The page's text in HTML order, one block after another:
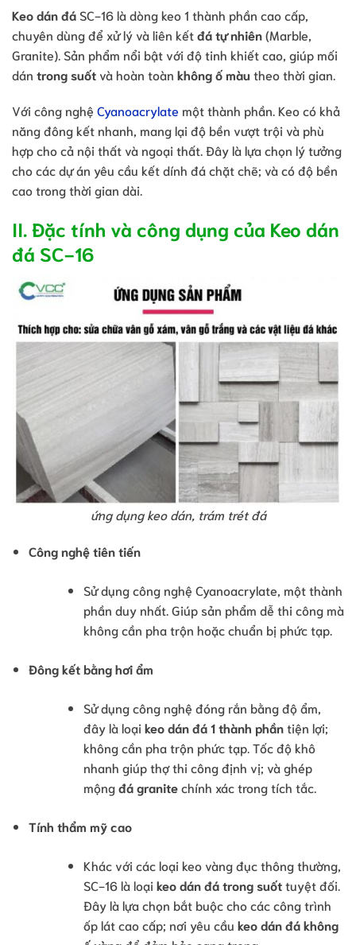
Keo dán đá SC-16 là dòng keo 1 thành phần cao cấp,
chuyên dùng để xử lý và liên kếtđá tự nhiên(Marble,
Granite). Sản phẩm nổi bật với độ tinh khiết cao, giúp mối
dán trong suốtvà hoàn toàn không ố màu theo thời gian.
Với công nghệ Cyanoacrylate một thành phần. Keo có khả
năng đông kết nhanh, mang lại độ bền vượt trội và phù
hợp cho cả nội thất và ngoại thất. Đây là lựa chọn lý tưởng
cho các dự án yêu cầu kết dính đá chặt chẽ; và có độ bền
cao trong thời gian dài.
II. Đặc tính và công dụng của Keo dán
đá SC-16
ứng dụng keo dán, trám trét đá
Công nghệ tiên tiến
Sử dụng công nghệ Cyanoacrylate, một thành
phần duy nhất. Giúp sản phẩm dễ thi công mà
không cần pha trộn hoặc chuẩn bị phức tạp.
Đông kết bằng hơi ẩm
Sử dụng công nghệ đóng rắn bằng độ ẩm,
đây là loại keo dán đá 1 thành phầntiện lợi;
không cần pha trộn phức tạp. Tốc độ khô
nhanh giúp thợ thi công định vị; và ghép
mộngđá granitechính xác trong tích tắc.
Tính thẩm mỹ cao
Khác với các loại keo vàng đục thông thường,
SC-16 là loại keo dán đá trong suốttuyệt đối.
Đây là lựa chọn bắt buộc cho các công trình
ốp lát cao cấp; nơi yêu cầu keo dán đá không